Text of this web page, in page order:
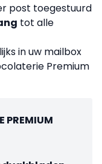
post toegestuurd
tot alle
in uw mailbox
Premium
PREMIUM